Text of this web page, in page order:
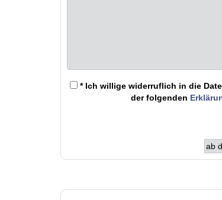
* Ich willige widerruflich in die
der folgenden